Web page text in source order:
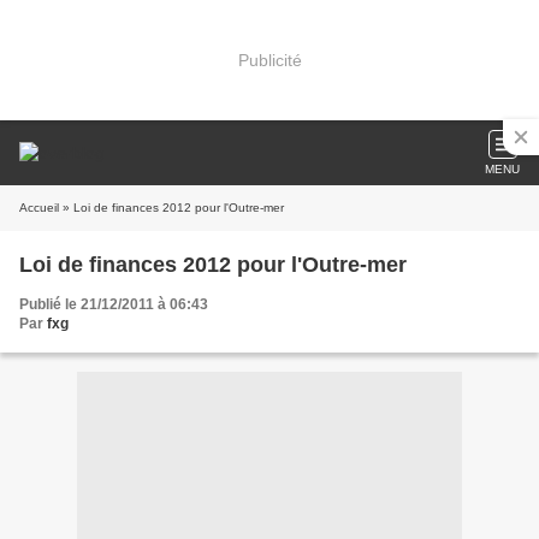
Publicité
MENU
Accueil » Loi de finances 2012 pour l'Outre-mer
Loi de finances 2012 pour l'Outre-mer
Publié le 21/12/2011 à 06:43
Par fxg